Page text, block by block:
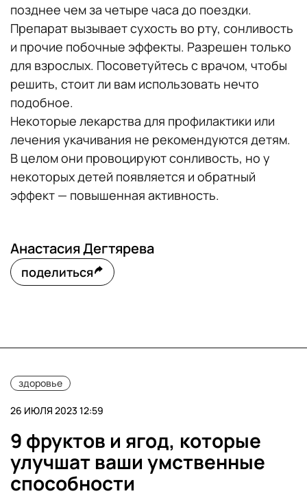
позднее чем за четыре часа до поездки.
Препарат вызывает сухость во рту, сонливость
и прочие побочные эффекты. Разрешен только
для взрослых. Посоветуйтесь с врачом, чтобы
решить, стоит ли вам использовать нечто
подобное.
Некоторые лекарства для профилактики или
лечения укачивания не рекомендуются детям.
В целом они провоцируют сонливость, но у
некоторых детей появляется и обратный
эффект — повышенная активность.
Анастасия Дегтярева
поделиться
здоровье
26 ИЮЛЯ 2023 12:59
9 фруктов и ягод, которые
улучшат ваши умственные
способности